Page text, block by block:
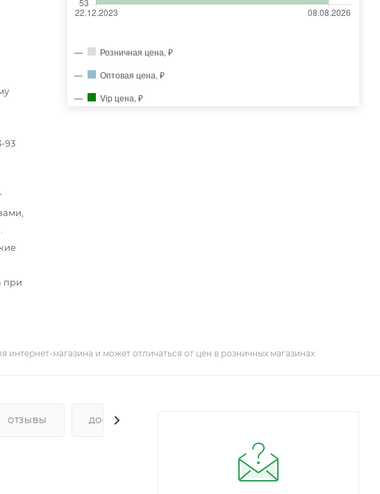
93
при
Розничная цена, ₽
Оптовая цена, ₽
Vip цена, ₽
интернет-магазина и может отличаться от цен в розничных магазинах
ОТЗЫВЫ ДОСТАВКА И ОПЛАТА